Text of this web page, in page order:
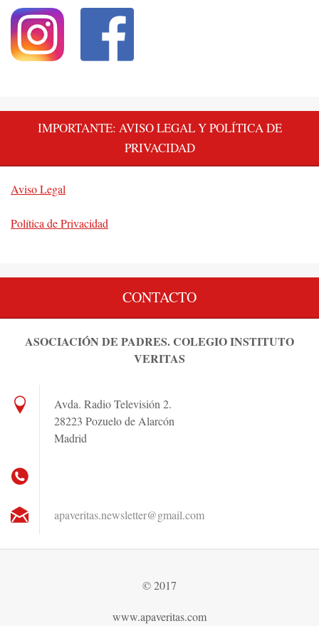
IMPORTANTE: AVISO LEGAL Y POLÍTICA DE
PRIVACIDAD
Aviso Legal
Política de Privacidad
CONTACTO
ASOCIACIÓN DE PADRES. COLEGIO INSTITUTO
VERITAS
Avda. Radio Televisión 2.
28223 Pozuelo de Alarcón
Madrid
apaveritas.newsletter@gmail.com
© 2017
www.apaveritas.com